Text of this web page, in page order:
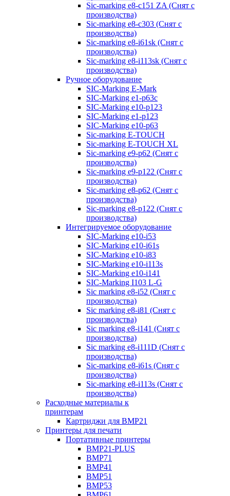
Sic-marking e8-c151 ZA (Снят с
производства)
Sic-marking e8-c303 (Снят с
производства)
Sic-marking e8-i61sk (Снят с
производства)
Sic-marking e8-i113sk (Снят с
производства)
Ручное оборудование
SIC-Marking E-Mark
SIC-Marking e1-p63с
SIC-Marking e10-p123
SIC-Marking e1-p123
SIC-Marking e10-p63
Sic-marking E-TOUCH
Sic-marking E-TOUCH XL
Sic-marking e9-p62 (Снят с
производства)
Sic-marking e9-p122 (Снят с
производства)
Sic-marking e8-p62 (Снят с
производства)
Sic-marking e8-p122 (Снят с
производства)
Интегрируемое оборудование
SIC-Marking e10-i53
SIC-Marking e10-i61s
SIC-Marking e10-i83
SIC-Marking e10-i113s
SIC-Marking e10-i141
SIC-Marking I103 L-G
Sic marking e8-i52 (Снят с
производства)
Sic marking e8-i81 (Снят с
производства)
Sic marking e8-i141 (Снят с
производства)
Sic marking e8-i111D (Снят с
производства)
Sic-marking e8-i61s (Снят с
производства)
Sic-marking e8-i113s (Снят с
производства)
Расходные материалы к
принтерам
Картриджи для BMP21
Принтеры для печати
Портативные принтеры
BMP21-PLUS
BMP71
BMP41
BMP51
BMP53